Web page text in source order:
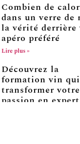
Combien de
dans un verre de
la vérité derrière
apéro préféré
Lire plus »
Découvrez la
formation vin
transformer votre
passion en